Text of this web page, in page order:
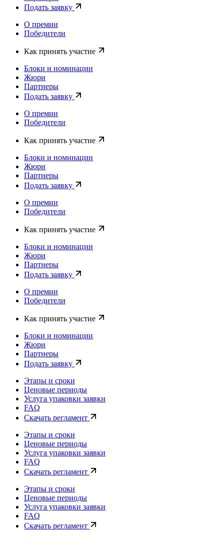
Подать заявку
О премии
Победители
Как принять участие
Блоки и номинации
Жюри
Партнеры
Подать заявку
О премии
Победители
Как принять участие
Блоки и номинации
Жюри
Партнеры
Подать заявку
О премии
Победители
Как принять участие
Блоки и номинации
Жюри
Партнеры
Подать заявку
О премии
Победители
Как принять участие
Блоки и номинации
Жюри
Партнеры
Подать заявку
Этапы и сроки
Ценовые периоды
Услуга упаковки заявки
FAQ
Скачать регламент
Этапы и сроки
Ценовые периоды
Услуга упаковки заявки
FAQ
Скачать регламент
Этапы и сроки
Ценовые периоды
Услуга упаковки заявки
FAQ
Скачать регламент